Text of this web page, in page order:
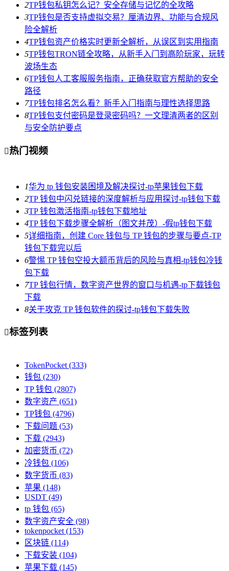
2TP钱包私钥怎么记？安全存储与记忆的全攻略
3TP钱包是否支持虚拟交易？厘清边界、功能与合规风
险全解析
4TP钱包资产价格实时更新全解析，从误区到实用指南
5TP钱包TRON链全攻略，从新手入门到高阶玩家，玩转
波场生态
6TP钱包人工客服服务指南，正确获取官方帮助的安全
路径
7TP钱包排名怎么看？新手入门指南与理性选择思路
8TP钱包支付密码是登录密码吗？一文理清两者的区别
与安全防护要点
热门视频
1华为 tp 钱包安装困境及解决探讨-tp苹果钱包下载
2TP 钱包中闪兑链接的深度解析与应用探讨-tp钱包下载
3TP 钱包激活指南-tp钱包下载地址
4TP 钱包下载步骤全解析（图文并茂）-假tp钱包下载
5详细指南，创建 Core 钱包与 TP 钱包的步骤与要点-TP
钱包下载完以后
6警惕 TP 钱包空投大额币背后的风险与真相-tp钱包冷钱
包下载
7TP 钱包行情，数字资产世界的窗口与机遇-tp下载钱包
下载
8关于攻克 TP 钱包软件的探讨-tp钱包下载失败
标签列表
TokenPocket (333)
钱包 (230)
TP 钱包 (2807)
数字资产 (651)
TP钱包 (4796)
下载问题 (53)
下载 (2943)
加密货币 (72)
冷钱包 (106)
数字货币 (83)
苹果 (148)
USDT (49)
tp 钱包 (65)
数字资产安全 (98)
tokenpocket (153)
区块链 (114)
下载安装 (104)
苹果下载 (145)